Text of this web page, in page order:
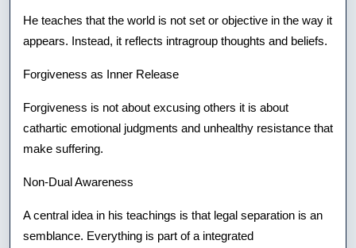
He teaches that the world is not set or objective in the way it
appears. Instead, it reflects intragroup thoughts and beliefs.
Forgiveness as Inner Release
Forgiveness is not about excusing others it is about
cathartic emotional judgments and unhealthy resistance that
make suffering.
Non-Dual Awareness
A central idea in his teachings is that legal separation is an
semblance. Everything is part of a integrated